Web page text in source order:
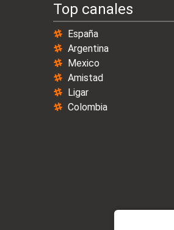
Top canales
España
Argentina
Mexico
Amistad
Ligar
Colombia